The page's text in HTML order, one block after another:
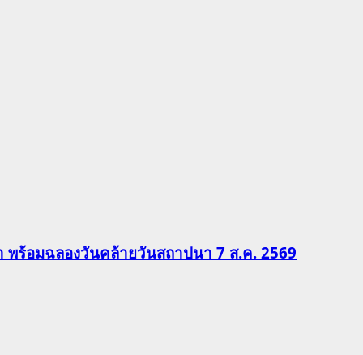
พร้อมฉลองวันคล้ายวันสถาปนา 7 ส.ค. 2569